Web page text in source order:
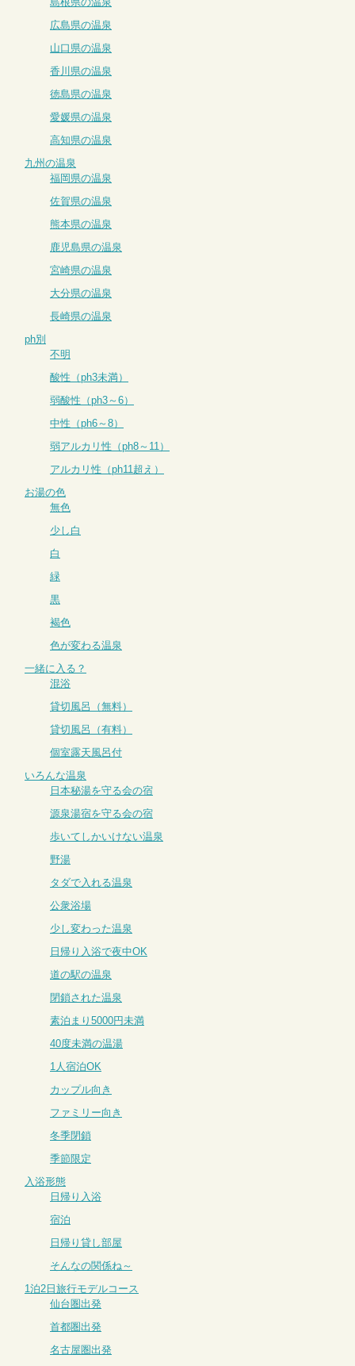
広島県の温泉
山口県の温泉
香川県の温泉
徳島県の温泉
愛媛県の温泉
高知県の温泉
九州の温泉
福岡県の温泉
佐賀県の温泉
熊本県の温泉
鹿児島県の温泉
宮崎県の温泉
大分県の温泉
長崎県の温泉
ph別
不明
酸性（ph3未満）
弱酸性（ph3～6）
中性（ph6～8）
弱アルカリ性（ph8～11）
アルカリ性（ph11超え）
お湯の色
無色
少し白
白
緑
黒
褐色
色が変わる温泉
一緒に入る？
混浴
貸切風呂（無料）
貸切風呂（有料）
個室露天風呂付
いろんな温泉
日本秘湯を守る会の宿
源泉湯宿を守る会の宿
歩いてしかいけない温泉
野湯
タダで入れる温泉
公衆浴場
少し変わった温泉
日帰り入浴で夜中OK
道の駅の温泉
閉鎖された温泉
素泊まり5000円未満
40度未満の温湯
1人宿泊OK
カップル向き
ファミリー向き
冬季閉鎖
季節限定
入浴形態
日帰り入浴
宿泊
日帰り貸し部屋
そんなの関係ね～
1泊2日旅行モデルコース
仙台圏出発
首都圏出発
名古屋圏出発